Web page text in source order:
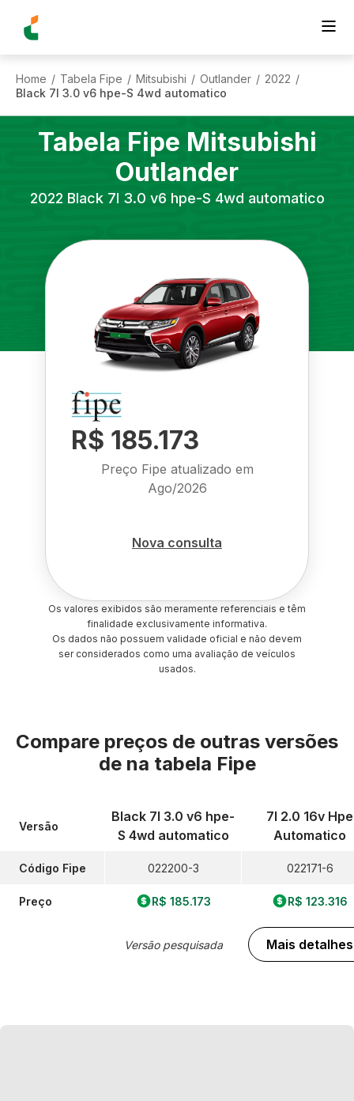
Home / Tabela Fipe / Mitsubishi / Outlander / 2022 /
Black 7l 3.0 v6 hpe-S 4wd automatico
Tabela Fipe Mitsubishi
Outlander
2022 Black 7l 3.0 v6 hpe-S 4wd automatico
R$ 185.173
Preço Fipe atualizado em
Ago/2026
Nova consulta
Os valores exibidos são meramente referenciais e têm
finalidade exclusivamente informativa.
Os dados não possuem validade oficial e não devem
ser considerados como uma avaliação de veículos
usados.
Compare preços de outras versões
de na tabela Fipe
Versão
Código Fipe
Preço
Black 7l 3.0 v6 hpe-
S 4wd automatico
022200-3
R$ 185.173
Versão pesquisada
7l 2.0 16v Hpe
Automatico
022171-6
R$ 123.316
Mais detalhes